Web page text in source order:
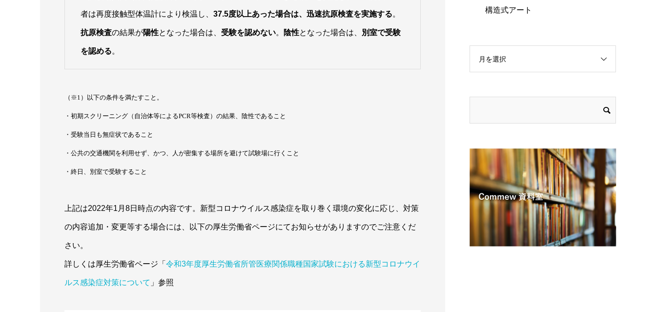
者は再度接触型体温計により検温し、 37.5度以上あった場合は、迅速抗原検査を実施する。
抗原検査の結果が陽性となった場合は、 受験を認めない。 陰性となった場合は、 別室で受験
を認める。
（※1）以下の条件を満たすこと。
・初期スクリーニング（自治体等によるPCR等検査）の結果、陰性であること
・受験当日も無症状であること
・公共の交通機関を利用せず、かつ、人が密集する場所を避けて試験場に行くこと
・終日、別室で受験すること
上記は2022年1月8日時点の内容です。新型コロナウイルス感染症を取り巻く環境の変化に応じ、対策
の内容追加・変更等する場合には、以下の厚生労働省ページにてお知らせがありますのでご注意くだ
さい。
詳しくは厚生労働省ページ「 令和3年度厚生労働省所管医療関係職種国家試験における新型コロナウイ
ルス感染症対策について 」参照
構造式アート
月を選択